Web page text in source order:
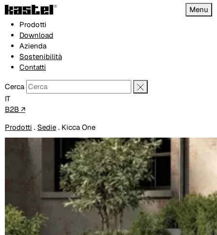
Menu
Prodotti
Download
Azienda
Sostenibilità
Contatti
Cerca
IT
B2B ↗
Prodotti . Sedie . Kicca One